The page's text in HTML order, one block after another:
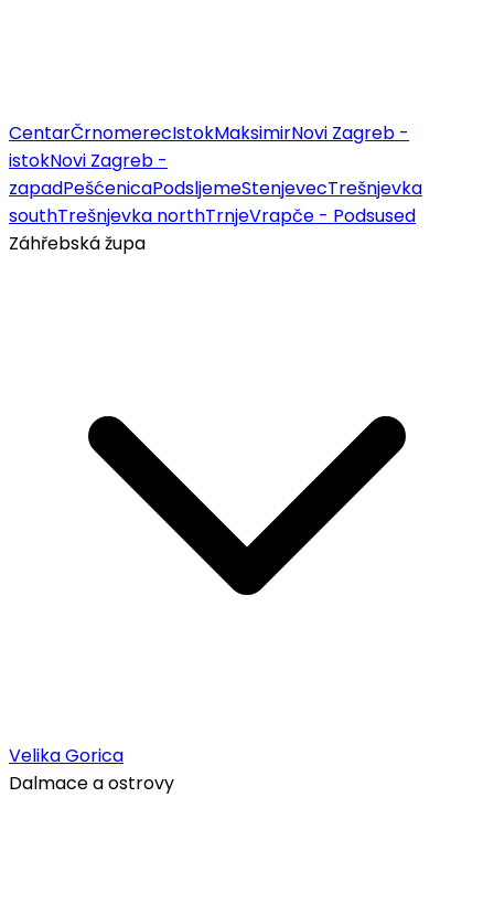
CentarČrnomerecIstokMaksimirNovi Zagreb -
istokNovi Zagreb -
zapadPešćenicaPodsljemeStenjevecTrešnjevka
southTrešnjevka northTrnjeVrapče - Podsused
Záhřebská župa
Velika Gorica
Dalmace a ostrovy